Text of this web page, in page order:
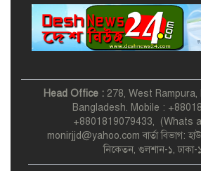
Head Office :278, West Rampura,
Bangladesh. Mobile :
+8801819079433, (Whats
monirjjd@yahoo.com বার্তা বিভাগ:
নিকেতন, গুলশান-১, ঢাকা-